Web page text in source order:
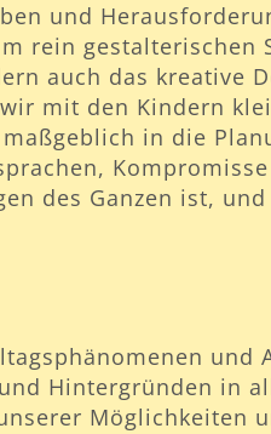
und
rein gestalterischen
auch das kreative
mit den Kindern
in die
des Ganzen ist,
und
Hintergründen in
Möglichkeiten